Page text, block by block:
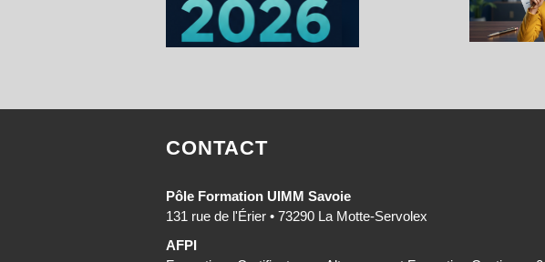
CONTACT
Pôle Formation UIMM Savoie
131 rue de l'Érier • 73290 La Motte-Servolex
AFPI